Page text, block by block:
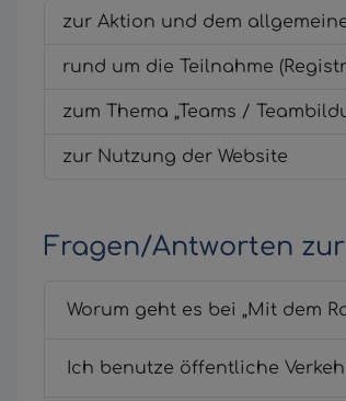
zur Aktion und dem
rund um die Teilnahme
zum Thema „Teams /
zur Nutzung der Website
Fragen/Antworten
Worum geht es bei „Mit dem
Ich benutze öffentliche